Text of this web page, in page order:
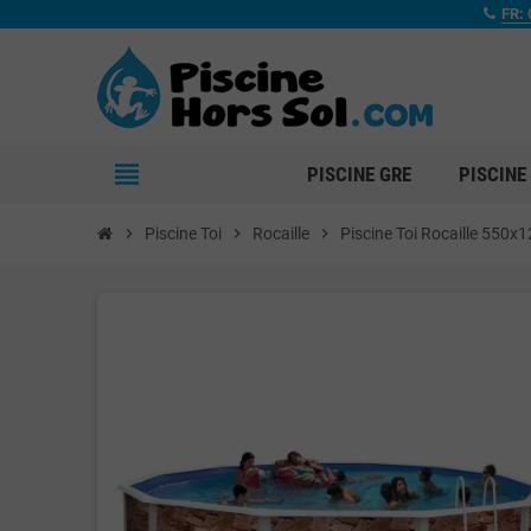
FR:
view_headline PISCINE GRE PISCINE
chevron_right Piscine Toi chevron_right Rocaille chevron_right Piscine Toi Rocaille